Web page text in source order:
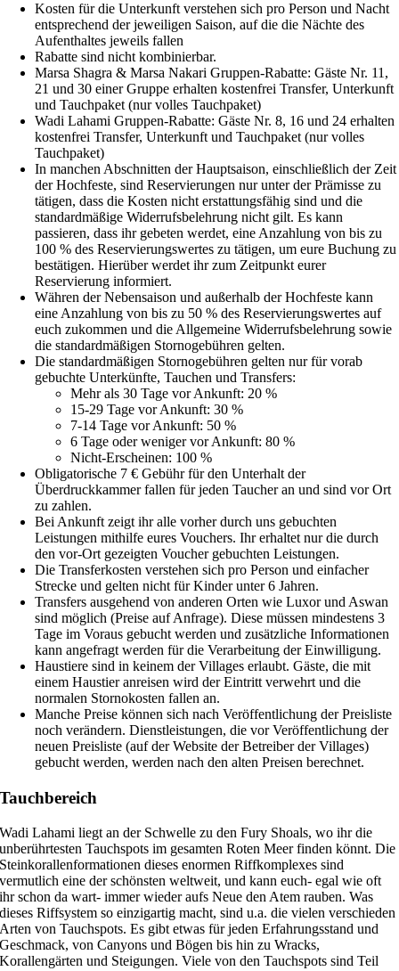
Kosten für die Unterkunft verstehen sich pro Person und Nacht
entsprechend der jeweiligen Saison, auf die die Nächte des
Aufenthaltes jeweils fallen
Rabatte sind nicht kombinierbar.
Marsa Shagra & Marsa Nakari Gruppen-Rabatte: Gäste Nr. 11,
21 und 30 einer Gruppe erhalten kostenfrei Transfer, Unterkunft
und Tauchpaket (nur volles Tauchpaket)
Wadi Lahami Gruppen-Rabatte: Gäste Nr. 8, 16 und 24 erhalten
kostenfrei Transfer, Unterkunft und Tauchpaket (nur volles
Tauchpaket)
In manchen Abschnitten der Hauptsaison, einschließlich der Zeit
der Hochfeste, sind Reservierungen nur unter der Prämisse zu
tätigen, dass die Kosten nicht erstattungsfähig sind und die
standardmäßige Widerrufsbelehrung nicht gilt. Es kann
passieren, dass ihr gebeten werdet, eine Anzahlung von bis zu
100 % des Reservierungswertes zu tätigen, um eure Buchung zu
bestätigen. Hierüber werdet ihr zum Zeitpunkt eurer
Reservierung informiert.
Währen der Nebensaison und außerhalb der Hochfeste kann
eine Anzahlung von bis zu 50 % des Reservierungswertes auf
euch zukommen und die Allgemeine Widerrufsbelehrung sowie
die standardmäßigen Stornogebühren gelten.
Die standardmäßigen Stornogebühren gelten nur für vorab
gebuchte Unterkünfte, Tauchen und Transfers:
Mehr als 30 Tage vor Ankunft: 20 %
15-29 Tage vor Ankunft: 30 %
7-14 Tage vor Ankunft: 50 %
6 Tage oder weniger vor Ankunft: 80 %
Nicht-Erscheinen: 100 %
Obligatorische 7 € Gebühr für den Unterhalt der
Überdruckkammer fallen für jeden Taucher an und sind vor Ort
zu zahlen.
Bei Ankunft zeigt ihr alle vorher durch uns gebuchten
Leistungen mithilfe eures Vouchers. Ihr erhaltet nur die durch
den vor-Ort gezeigten Voucher gebuchten Leistungen.
Die Transferkosten verstehen sich pro Person und einfacher
Strecke und gelten nicht für Kinder unter 6 Jahren.
Transfers ausgehend von anderen Orten wie Luxor und Aswan
sind möglich (Preise auf Anfrage). Diese müssen mindestens 3
Tage im Voraus gebucht werden und zusätzliche Informationen
kann angefragt werden für die Verarbeitung der Einwilligung.
Haustiere sind in keinem der Villages erlaubt. Gäste, die mit
einem Haustier anreisen wird der Eintritt verwehrt und die
normalen Stornokosten fallen an.
Manche Preise können sich nach Veröffentlichung der Preisliste
noch verändern. Dienstleistungen, die vor Veröffentlichung der
neuen Preisliste (auf der Website der Betreiber der Villages)
gebucht werden, werden nach den alten Preisen berechnet.
Tauchbereich
Wadi Lahami liegt an der Schwelle zu den Fury Shoals, wo ihr die
unberührtesten Tauchspots im gesamten Roten Meer finden könnt. Die
Steinkorallenformationen dieses enormen Riffkomplexes sind
vermutlich eine der schönsten weltweit, und kann euch- egal wie oft
ihr schon da wart- immer wieder aufs Neue den Atem rauben. Was
dieses Riffsystem so einzigartig macht, sind u.a. die vielen verschieden
Arten von Tauchspots. Es gibt etwas für jeden Erfahrungsstand und
Geschmack, von Canyons und Bögen bis hin zu Wracks,
Korallengärten und Steigungen. Viele von den Tauchspots sind Teil